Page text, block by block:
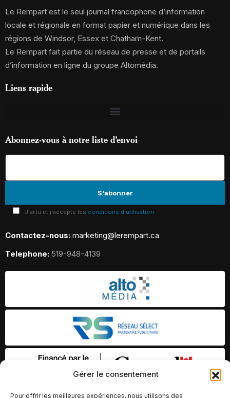
Gérer le consentement
Pour offrir les meilleures expériences, nous utilisons des
Le Rempart est le seul journal francophone d’information
locale et régionale en format papier et numérique dans les
régions de Windsor, Essex et Chatham-Kent.
Le Rempart fait partie du réseau de presse et de portails
d’information en ligne du groupe Altomédia.
Liens rapide
Abonnez-vous à notre liste d’envoi
J'ai lu et j'accepte les conditions d'utilisation
Contactez-nous: marketing@lerempart.ca
Telephone: 519-948-4139